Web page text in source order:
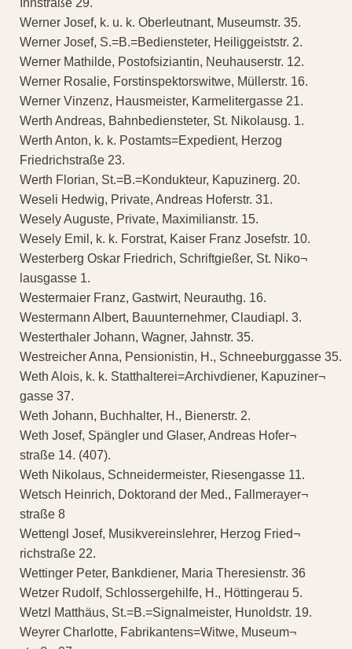
Innstraße 29.
Werner Josef, k. u. k. Oberleutnant, Museumstr. 35.
Werner Josef, S.=B.=Bediensteter, Heiliggeiststr. 2.
Werner Mathilde, Postofsiziantin, Neuhauserstr. 12.
Werner Rosalie, Forstinspektorswitwe, Müllerstr. 16.
Werner Vinzenz, Hausmeister, Karmelitergasse 21.
Werth Andreas, Bahnbediensteter, St. Nikolausg. 1.
Werth Anton, k. k. Postamts=Expedient, Herzog
Friedrichstraße 23.
Werth Florian, St.=B.=Kondukteur, Kapuzinerg. 20.
Weseli Hedwig, Private, Andreas Hoferstr. 31.
Wesely Auguste, Private, Maximilianstr. 15.
Wesely Emil, k. k. Forstrat, Kaiser Franz Josefstr. 10.
Westerberg Oskar Friedrich, Schriftgießer, St. Niko¬
lausgasse 1.
Westermaier Franz, Gastwirt, Neurauthg. 16.
Westermann Albert, Bauunternehmer, Claudiapl. 3.
Westerthaler Johann, Wagner, Jahnstr. 35.
Westreicher Anna, Pensionistin, H., Schneeburggasse 35.
Weth Alois, k. k. Statthalterei=Archivdiener, Kapuziner¬
gasse 37.
Weth Johann, Buchhalter, H., Bienerstr. 2.
Weth Josef, Spängler und Glaser, Andreas Hofer¬
straße 14. (407).
Weth Nikolaus, Schneidermeister, Riesengasse 11.
Wetsch Heinrich, Doktorand der Med., Fallmerayer¬
straße 8
Wettengl Josef, Musikvereinslehrer, Herzog Fried¬
richstraße 22.
Wettinger Peter, Bankdiener, Maria Theresienstr. 36
Wetzer Rudolf, Schlossergehilfe, H., Höttingerau 5.
Wetzl Matthäus, St.=B.=Signalmeister, Hunoldstr. 19.
Weyrer Charlotte, Fabrikantens=Witwe, Museum¬